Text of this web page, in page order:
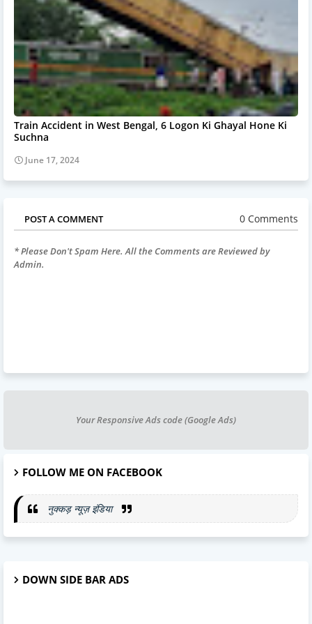
Train Accident in West Bengal, 6 Logon Ki Ghayal Hone Ki
Suchna
June 17, 2024
POST A COMMENT 0 Comments
* Please Don't Spam Here. All the Comments are Reviewed by
Admin.
Your Responsive Ads code (Google Ads)
FOLLOW ME ON FACEBOOK
नुक्कड़ न्यूज़ इंडिया
DOWN SIDE BAR ADS